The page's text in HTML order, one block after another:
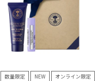
数量限定 NEW オンライン限定